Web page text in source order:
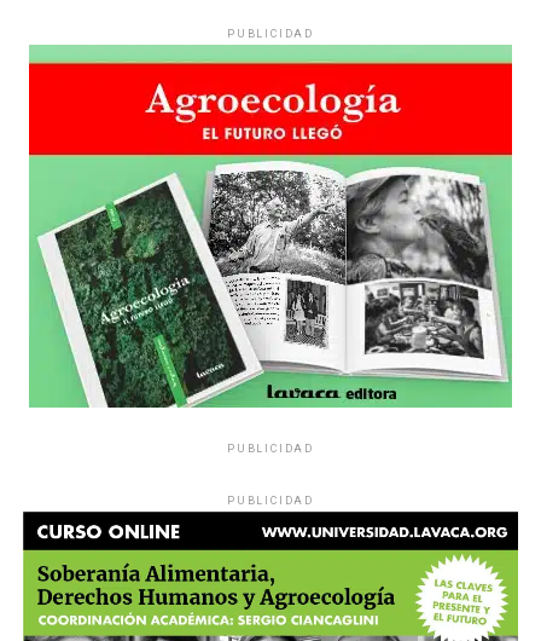
PUBLICIDAD
PUBLICIDAD